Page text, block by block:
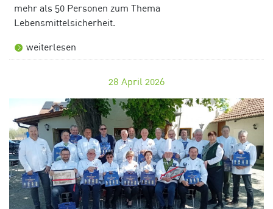
mehr als 50 Personen zum Thema
Lebensmittelsicherheit.
weiterlesen
28 April 2026